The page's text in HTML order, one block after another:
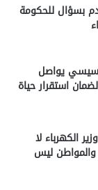
بسؤال للحكومة
يواصل
استقرار حياة
الكهرباء لا
والمواطن ليس